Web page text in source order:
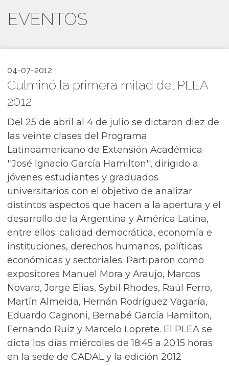
EVENTOS
04-07-2012
Culminó la primera mitad del PLEA
2012
Del 25 de abril al 4 de julio se dictaron diez de
las veinte clases del Programa
Latinoamericano de Extensión Académica
''José Ignacio García Hamilton'', dirigido a
jóvenes estudiantes y graduados
universitarios con el objetivo de analizar
distintos aspectos que hacen a la apertura y el
desarrollo de la Argentina y América Latina,
entre ellos: calidad democrática, economía e
instituciones, derechos humanos, políticas
económicas y sectoriales. Partiparon como
expositores Manuel Mora y Araujo, Marcos
Novaro, Jorge Elías, Sybil Rhodes, Raúl Ferro,
Martín Almeida, Hernán Rodríguez Vagaría,
Eduardo Cagnoni, Bernabé García Hamilton,
Fernando Ruiz y Marcelo Loprete. El PLEA se
dicta los días miércoles de 18:45 a 20:15 horas
en la sede de CADAL y la edición 2012